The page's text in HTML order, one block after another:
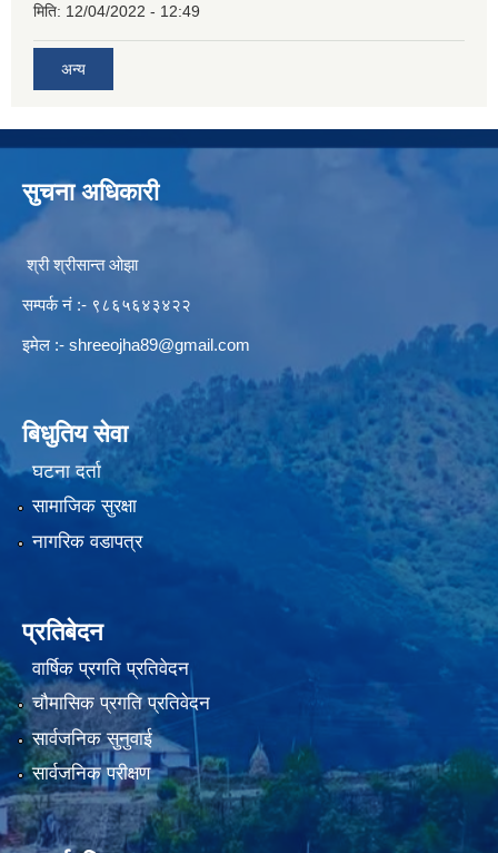
मिति: 12/04/2022 - 12:49
अन्य
सुचना अधिकारी
श्री श्रीसान्त ओझा
सम्पर्क नं :- ९८६५६४३४२२
इमेल :- shreeojha89@gmail.com
बिधुतिय सेवा
घटना दर्ता
सामाजिक सुरक्षा
नागरिक वडापत्र
प्रतिबेदन
वार्षिक प्रगति प्रतिवेदन
चौमासिक प्रगति प्रतिवेदन
सार्वजनिक सुनुवाई
सार्वजनिक परीक्षण